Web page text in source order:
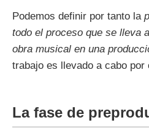
Podemos definir por tanto la
todo el proceso que se lleva
obra musical en una
trabajo es llevado a cabo
La fase de